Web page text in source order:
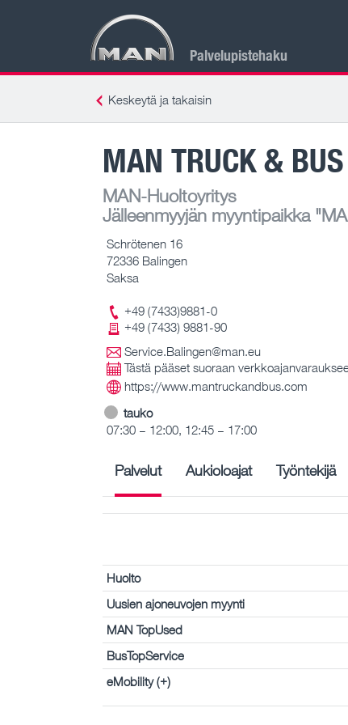
Palvelupistehaku
Keskeytä ja takaisin
MAN TRUCK &
MAN-Huoltoyritys
Jälleenmyyjän myyntipaikka
Schrötenen 16
72336 Balingen
Saksa
+49 (7433)9881-0
+49 (7433) 9881-90
Service.Balingen@man.eu
Tästä pääset suoraan
https://www.mantruckandbus.com
tauko
07:30 – 12:00, 12:45 – 17:00
Palvelut Aukioloajat Työntekijä
Huolto
Uusien ajoneuvojen myynti
MAN TopUsed
BusTopService
eMobility (+)